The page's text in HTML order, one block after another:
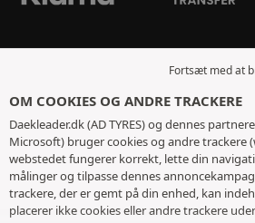
Fortsæt med at
OM COOKIES OG ANDRE TRACKERE
Daekleader.dk (AD TYRES) og dennes
Microsoft) bruger cookies og andre trackere
webstedet fungerer korrekt, lette din
målinger og tilpasse dennes
trackere, der er gemt på din enhed, kan
placerer ikke cookies eller andre trackere